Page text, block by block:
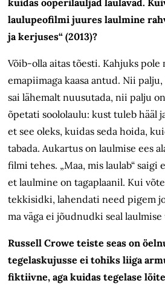
kuidas ooperilauljad laulavad.
laulupeofilmi juures laulmine
ja kerjuses“ (2013)?
Võib-olla aitas tõesti. Kahjuks pole
emapiimaga kaasa antud. Nii
sai lähemalt nuusutada, nii palju
õpetati soololaulu: kust tuleb hääl
et see oleks, kuidas seda hoida,
tabada. Aukartus on laulmise ees
filmi tehes. „Maa, mis laulab“ saigi
et laulmine on tagaplaanil. Kui
tekkisidki, lahendati need pigem
ma väga ei jõudnudki seal
Russell Crowe teiste seas on
tegelaskujusse ei tohiks liiga
fiktiivne, aga kuidas tegelase